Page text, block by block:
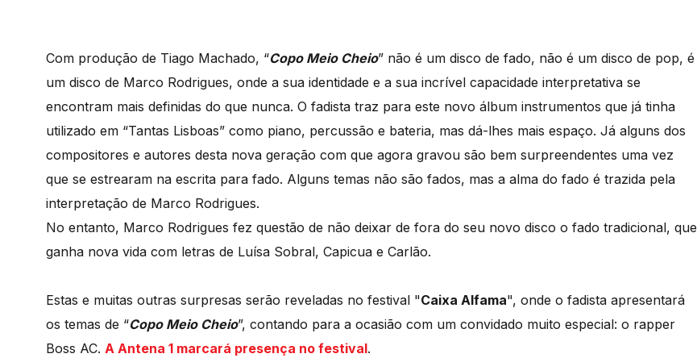
Com produção de Tiago Machado, “Copo Meio Cheio” não é um disco de fado, não é um disco de pop, é
um disco de Marco Rodrigues, onde a sua identidade e a sua incrível capacidade interpretativa se
encontram mais definidas do que nunca. O fadista traz para este novo álbum instrumentos que já tinha
utilizado em “Tantas Lisboas” como piano, percussão e bateria, mas dá-lhes mais espaço. Já alguns dos
compositores e autores desta nova geração com que agora gravou são bem surpreendentes uma vez
que se estrearam na escrita para fado. Alguns temas não são fados, mas a alma do fado é trazida pela
interpretação de Marco Rodrigues.
No entanto, Marco Rodrigues fez questão de não deixar de fora do seu novo disco o fado tradicional, que
ganha nova vida com letras de Luísa Sobral, Capicua e Carlão.
Estas e muitas outras surpresas serão reveladas no festival "Caixa Alfama", onde o fadista apresentará
os temas de “Copo Meio Cheio”, contando para a ocasião com um convidado muito especial: o rapper
Boss AC. A Antena 1 marcará presença no festival.